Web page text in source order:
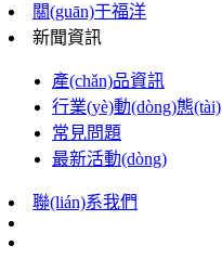
關(guān)于福洋
新聞資訊
產(chǎn)品資訊
行業(yè)動(dòng)態(tài)
常見問題
最新活動(dòng)
聯(lián)系我們